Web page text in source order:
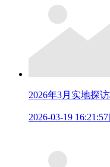
2026年3月实地探
2026-03-19 16:21:57